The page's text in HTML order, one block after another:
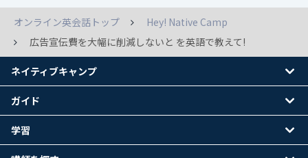
オンライン英会話トップ
Hey! Native Camp
広告宣伝費を大幅に削減しないと を英語で教えて!
ネイティブキャンプ
ガイド
学習